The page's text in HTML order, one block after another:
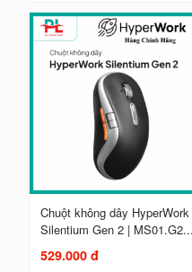
Chuột không dây HyperWork
Silentium Gen 2 | MS01.G2...
529.000 đ